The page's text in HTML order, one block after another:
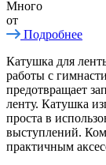
Много
от
Подробнее
Катушка для
работы с
предотвращает
ленту. Катушка
проста в
выступлений.
практичным